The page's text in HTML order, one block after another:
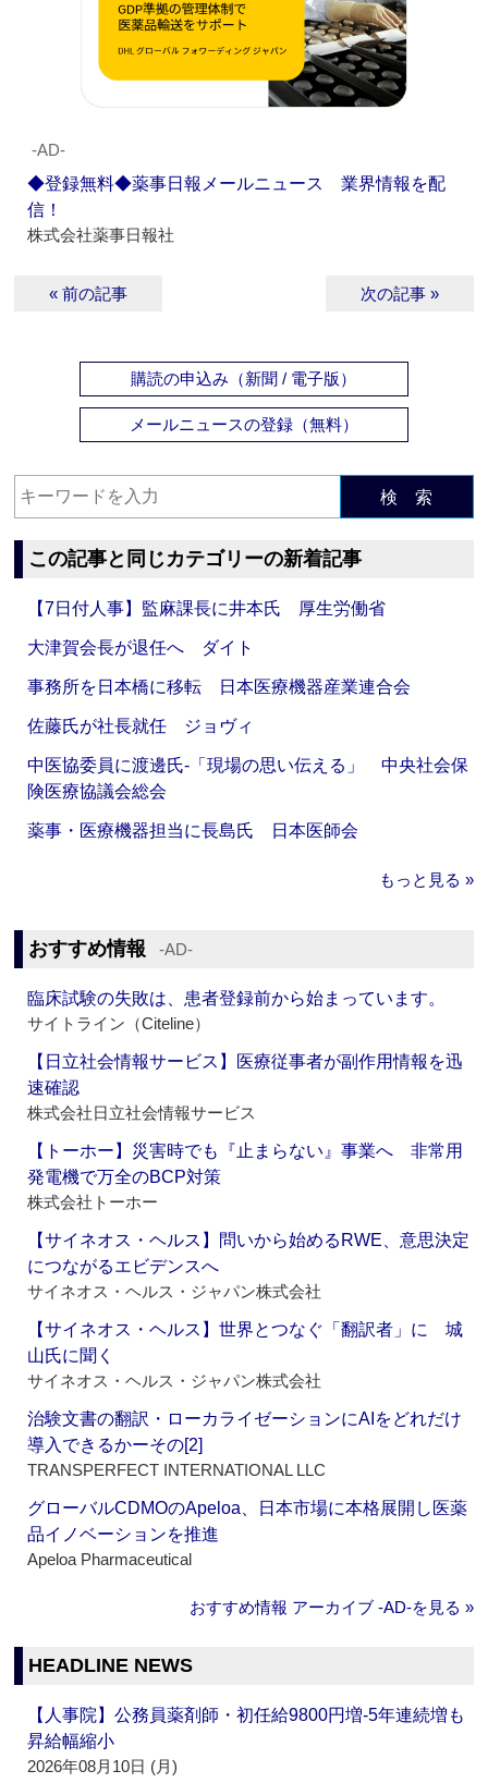
‐AD‐
◆登録無料◆薬事日報メールニュース 業界情報を配
信！
株式会社薬事日報社
« 前の記事 次の記事 »
購読の申込み（新聞 / 電子版）
メールニュースの登録（無料）
検 索
この記事と同じカテゴリーの新着記事
【7日付人事】監麻課長に井本氏 厚生労働省
大津賀会長が退任へ ダイト
事務所を日本橋に移転 日本医療機器産業連合会
佐藤氏が社長就任 ジョヴィ
中医協委員に渡邊氏‐「現場の思い伝える」 中央社会保
険医療協議会総会
薬事・医療機器担当に長島氏 日本医師会
もっと見る »
おすすめ情報 ‐AD‐
臨床試験の失敗は、患者登録前から始まっています。
サイトライン（Citeline）
【日立社会情報サービス】医療従事者が副作用情報を迅
速確認
株式会社日立社会情報サービス
【トーホー】災害時でも『止まらない』事業へ 非常用
発電機で万全のBCP対策
株式会社トーホー
【サイネオス・ヘルス】問いから始めるRWE、意思決定
につながるエビデンスへ
サイネオス・ヘルス・ジャパン株式会社
【サイネオス・ヘルス】世界とつなぐ「翻訳者」に 城
山氏に聞く
サイネオス・ヘルス・ジャパン株式会社
治験文書の翻訳・ローカライゼーションにAIをどれだけ
導入できるかーその[2]
TRANSPERFECT INTERNATIONAL LLC
グローバルCDMOのApeloa、日本市場に本格展開し医薬
品イノベーションを推進
Apeloa Pharmaceutical
おすすめ情報 アーカイブ ‐AD‐を見る »
HEADLINE NEWS
【人事院】公務員薬剤師・初任給9800円増‐5年連続増も
昇給幅縮小
2026年08月10日 (月)